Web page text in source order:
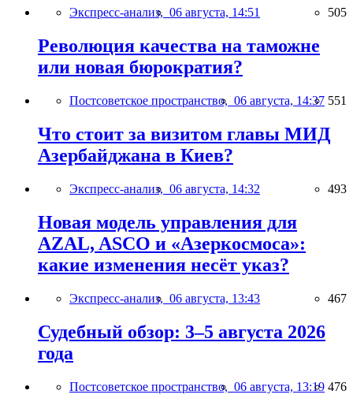
Экспресс-анализ, 06 августа, 14:51 505
Революция качества на таможне
или новая бюрократия?
Постсоветское пространство, 06 августа, 14:37 551
Что стоит за визитом главы МИД
Азербайджана в Киев?
Экспресс-анализ, 06 августа, 14:32 493
Новая модель управления для
AZAL, ASCO и «Азеркосмоса»:
какие изменения несёт указ?
Экспресс-анализ, 06 августа, 13:43 467
Судебный обзор: 3–5 августа 2026
года
Постсоветское пространство, 06 августа, 13:19 476